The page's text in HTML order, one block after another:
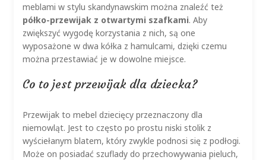
meblami w stylu skandynawskim można znaleźć też
półko-przewijak z otwartymi szafkami. Aby
zwiększyć wygodę korzystania z nich, są one
wyposażone w dwa kółka z hamulcami, dzięki czemu
można przestawiać je w dowolne miejsce.
Co to jest przewijak dla dziecka?
Przewijak to mebel dziecięcy przeznaczony dla
niemowląt. Jest to często po prostu niski stolik z
wyściełanym blatem, który zwykle podnosi się z podłogi.
Może on posiadać szuflady do przechowywania pieluch,